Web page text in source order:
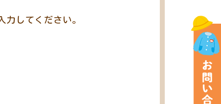
してください。